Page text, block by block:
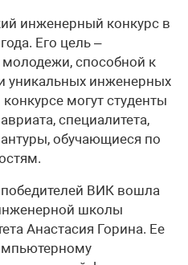
инженерный конкурс в
Его цель –
способной к
уникальных инженерных
могут студенты
специалитета,
обучающиеся по
ВИК вошла
школы
Анастасия Горина. Ее